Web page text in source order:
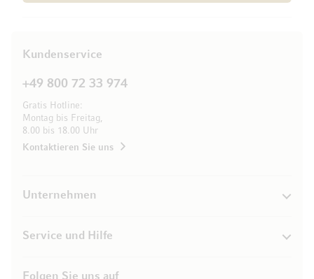
Kundenservice
+49 800 72 33 974
Gratis Hotline:
Montag bis Freitag,
8.00 bis 18.00 Uhr
Kontaktieren Sie uns
Unternehmen
Service und Hilfe
Folgen Sie uns auf